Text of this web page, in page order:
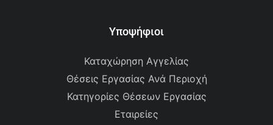
Υποψήφιοι
Καταχώρηση Αγγελίας
Θέσεις Εργασίας Ανά Περιοχή
Κατηγορίες Θέσεων Εργασίας
Εταιρείες